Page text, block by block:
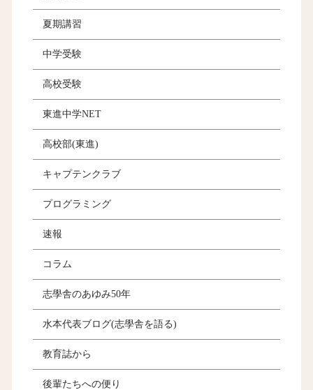
夏期講習
中学受験
高校受験
東進中学NET
高校部(東進)
キャプテンクラブ
プログラミング
速報
コラム
志學舎のあゆみ50年
水本代表ブログ(志學舎を語る)
教育誌から
後輩たちへの便り